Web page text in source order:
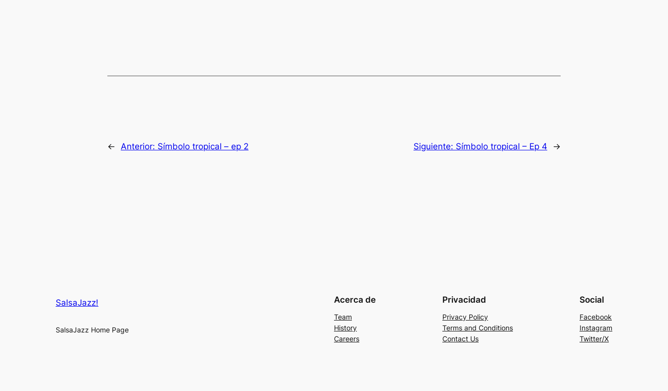
← Anterior: Símbolo tropical – ep 2 Siguiente: Símbolo tropical – Ep 4 →
SalsaJazz!
SalsaJazz Home Page
Acerca de
Team
History
Careers
Privacidad
Privacy Policy
Terms and Conditions
Contact Us
Social
Facebook
Instagram
Twitter/X